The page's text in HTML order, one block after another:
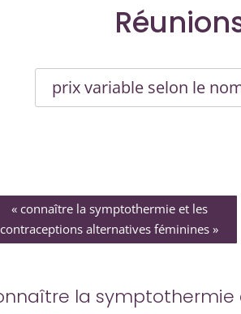
prix variable selon le
« connaître la symptothermie et les
contraceptions alternatives féminines »
la